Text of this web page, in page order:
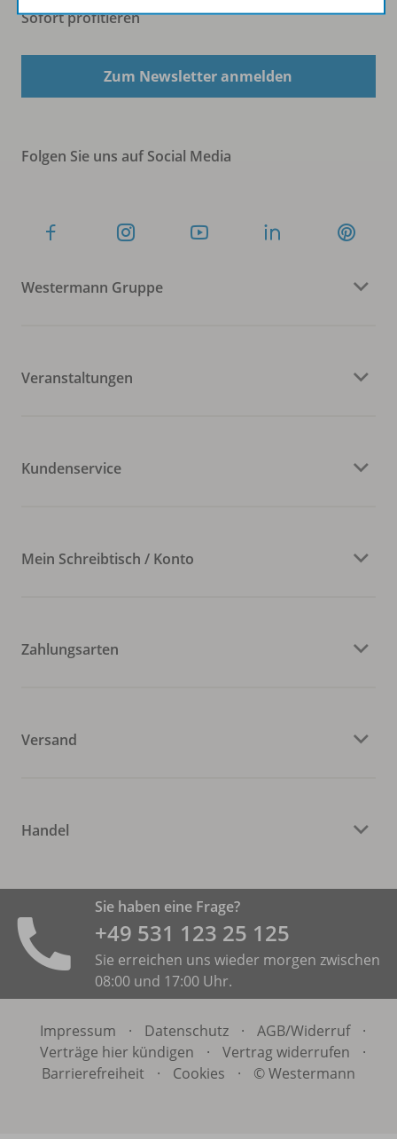
Sofort profitieren
Zum Newsletter anmelden
Folgen Sie uns auf Social Media
Westermann Gruppe
Veranstaltungen
Kundenservice
Mein Schreibtisch / Konto
Zahlungsarten
Versand
Handel
Sie haben eine Frage?
+49 531 ­123 25 125
Sie erreichen uns wieder morgen zwischen
08:00 und 17:00 Uhr.
Impressum · Datenschutz · AGB/Widerruf
·
Verträge hier kündigen
· Vertrag widerrufen
·
Barrierefreiheit
· Cookies · © Westermann